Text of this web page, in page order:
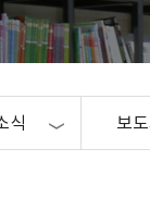
식 보